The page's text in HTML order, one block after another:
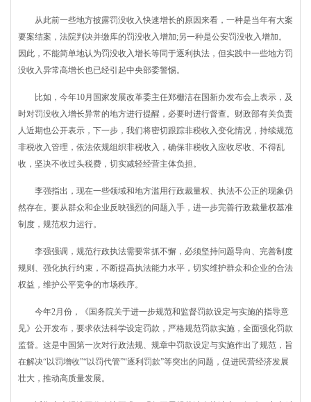
从此前一些地方披露罚没收入快速增长的原因来看，一种是当年有大案
要案结案，法院判决并缴库的罚没收入增加;另一种是公安罚没收入增加。
因此，不能简单地认为罚没收入增长等同于逐利执法，但实践中一些地方罚
没收入异常高增长也已经引起中央部委警惕。
比如，今年10月国家发展改革委主任郑栅洁在国新办发布会上表示，及
时对罚没收入增长异常的地方进行提醒，必要时进行督查。财政部有关负责
人近期也公开表示，下一步，我们将密切跟踪非税收入变化情况，持续规范
非税收入管理，依法依规组织非税收入，确保非税收入应收尽收、不得乱
收，坚决不收过头税费，切实减轻经营主体负担。
李强指出，现在一些领域和地方滥用行政裁量权、执法不公正的现象仍
然存在。要从群众和企业反映强烈的问题入手，进一步完善行政裁量权基准
制度，规范权力运行。
李强强调，规范行政执法需要常抓不懈，必须坚持问题导向、完善制度
规则、强化执行约束，不断提高执法能力水平，切实维护群众和企业的合法
权益，维护公平竞争的市场秩序。
今年2月份，《国务院关于进一步规范和监督罚款设定与实施的指导意
见》公开发布，要求依法科学设定罚款，严格规范罚款实施，全面强化罚款
监督。这是中国第一次对行政法规、规章中罚款设定与实施作出了规范，旨
在解决“以罚增收”“以罚代管”“逐利罚款”等突出的问题，促进民营经济发展
壮大，推动高质量发展。